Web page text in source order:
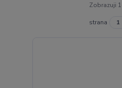
Zobrazuji
strana